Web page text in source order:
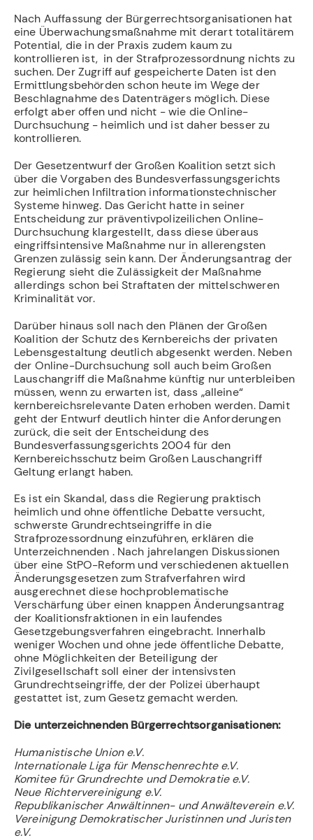
Nach Auffassung der Bürgerrechtsorganisationen hat
eine Überwachungsmaßnahme mit derart totalitärem
Potential, die in der Praxis zudem kaum zu
kontrollieren ist, in der Strafprozessordnung nichts zu
suchen. Der Zugriff auf gespeicherte Daten ist den
Ermittlungsbehörden schon heute im Wege der
Beschlagnahme des Datenträgers möglich. Diese
erfolgt aber offen und nicht - wie die Online-
Durchsuchung - heimlich und ist daher besser zu
kontrollieren.
Der Gesetzentwurf der Großen Koalition setzt sich
über die Vorgaben des Bundesverfassungsgerichts
zur heimlichen Infiltration informationstechnischer
Systeme hinweg. Das Gericht hatte in seiner
Entscheidung zur präventivpolizeilichen Online-
Durchsuchung klargestellt, dass diese überaus
eingriffsintensive Maßnahme nur in allerengsten
Grenzen zulässig sein kann. Der Änderungsantrag der
Regierung sieht die Zulässigkeit der Maßnahme
allerdings schon bei Straftaten der mittelschweren
Kriminalität vor.
Darüber hinaus soll nach den Plänen der Großen
Koalition der Schutz des Kernbereichs der privaten
Lebensgestaltung deutlich abgesenkt werden. Neben
der Online-Durchsuchung soll auch beim Großen
Lauschangriff die Maßnahme künftig nur unterbleiben
müssen, wenn zu erwarten ist, dass „alleine“
kernbereichsrelevante Daten erhoben werden. Damit
geht der Entwurf deutlich hinter die Anforderungen
zurück, die seit der Entscheidung des
Bundesverfassungsgerichts 2004 für den
Kernbereichsschutz beim Großen Lauschangriff
Geltung erlangt haben.
Es ist ein Skandal, dass die Regierung praktisch
heimlich und ohne öffentliche Debatte versucht,
schwerste Grundrechtseingriffe in die
Strafprozessordnung einzuführen, erklären die
Unterzeichnenden . Nach jahrelangen Diskussionen
über eine StPO-Reform und verschiedenen aktuellen
Änderungsgesetzen zum Strafverfahren wird
ausgerechnet diese hochproblematische
Verschärfung über einen knappen Änderungsantrag
der Koalitionsfraktionen in ein laufendes
Gesetzgebungsverfahren eingebracht. Innerhalb
weniger Wochen und ohne jede öffentliche Debatte,
ohne Möglichkeiten der Beteiligung der
Zivilgesellschaft soll einer der intensivsten
Grundrechtseingriffe, der der Polizei überhaupt
gestattet ist, zum Gesetz gemacht werden.
Die unterzeichnenden Bürgerrechtsorganisationen:
Humanistische Union e.V.
Internationale Liga für Menschenrechte e.V.
Komitee für Grundrechte und Demokratie e.V.
Neue Richtervereinigung e.V.
Republikanischer Anwältinnen- und Anwälteverein e.V.
Vereinigung Demokratischer Juristinnen und Juristen
e.V.